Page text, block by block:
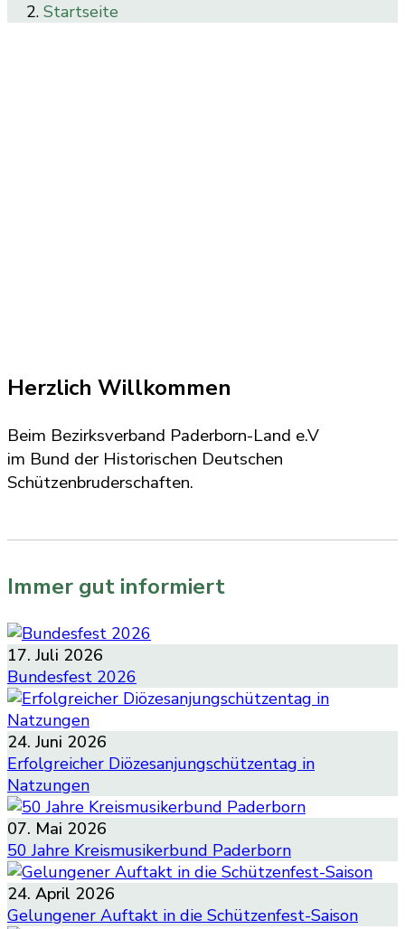
Startseite
Herzlich Willkommen
Beim Bezirksverband Paderborn-Land e.V
im Bund der Historischen Deutschen
Schützenbruderschaften.
Immer gut informiert
17. Juli 2026
Bundesfest 2026
24. Juni 2026
Erfolgreicher Diözesanjungschützentag in
Natzungen
07. Mai 2026
50 Jahre Kreismusikerbund Paderborn
24. April 2026
Gelungener Auftakt in die Schützenfest-Saison